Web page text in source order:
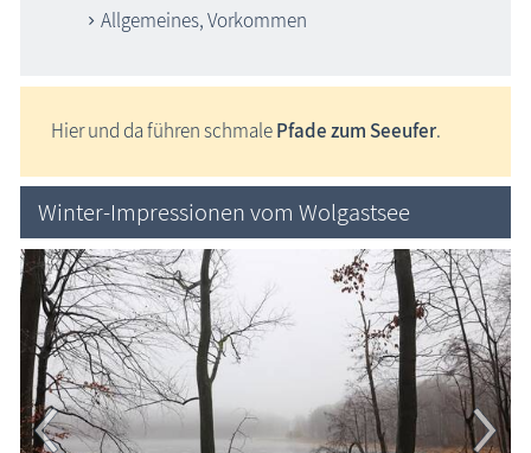
Allgemeines, Vorkommen
Hier und da führen schmalePfade zum Seeufer.
Winter-Impressionen vom Wolgastsee